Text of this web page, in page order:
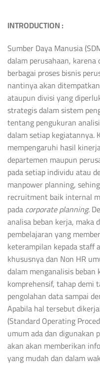
INTRODUCTION :
Sumber Daya Manusia
dalam perusahaan,
berbagai proses bisnis
nantinya akan
ataupun divisi yang
strategis dalam sistem
tentang pengukuran
dalam setiap kegiatannya.
mempengaruhi hasil
departemen maupun
pada setiap individu atau
manpower planning,
recruitment baik internal
padacorporate planning.
analisa beban kerja, maka
pembelajaran yang
keterampilan kepada staff
khususnya dan Non HR
dalam menganalisis
komprehensif, tahap demi
pengolahan data sampai
Apabila hal tersebut
(Standard Operating
umum ada dan digunakan
akan akan memberikan
yang mudah dan dalam